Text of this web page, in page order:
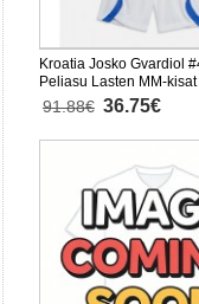
Kroatia Josko Gvardiol
Peliasu Lasten MM-
Lyhythihainen (+ Lyhyet
91.88€ 36.75€